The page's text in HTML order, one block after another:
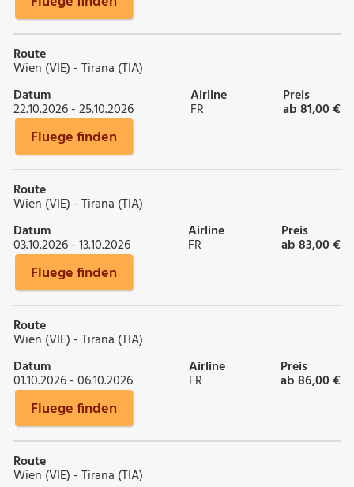
Route
Wien (VIE) - Tirana (TIA)
Datum
22.10.2026 - 25.10.2026
Airline
FR
Preis
ab 81,00 €
Fluege finden
Route
Wien (VIE) - Tirana (TIA)
Datum
03.10.2026 - 13.10.2026
Airline
FR
Preis
ab 83,00 €
Fluege finden
Route
Wien (VIE) - Tirana (TIA)
Datum
01.10.2026 - 06.10.2026
Airline
FR
Preis
ab 86,00 €
Fluege finden
Route
Wien (VIE) - Tirana (TIA)